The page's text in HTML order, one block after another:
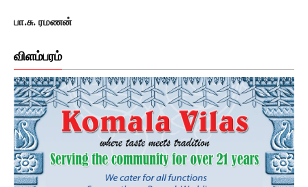
பா.சு. ரமணன்
விளம்பரம்